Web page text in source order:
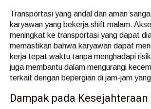
Transportasi yang andal dan aman
karyawan yang bekerja shift malam.
meningkat ke transportasi yang dapat
memastikan bahwa karyawan dapat
kerja tepat waktu tanpa menghadapi
juga membantu dalam mengurangi
terkait dengan bepergian di jam-jam
Dampak pada Kesejahteraan